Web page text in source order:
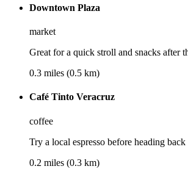
Downtown Plaza
market
Great for a quick stroll and snacks after
0.3 miles (0.5 km)
Café Tinto Veracruz
coffee
Try a local espresso before heading
0.2 miles (0.3 km)